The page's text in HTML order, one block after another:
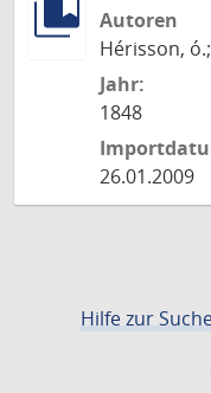
Autoren
Hérisson,
Jahr:
1848
26.01.2009
Hilfe zur